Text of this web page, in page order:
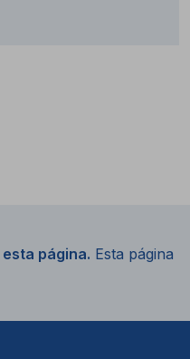
página. Esta página